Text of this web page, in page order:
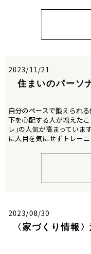
2023/11/21
住まいのパーソ
自分のペースで鍛えられ
下を心配する人が増えた
レ｣の人気が高まっていま
に人目を気にせずトレー
2023/08/30
〈家づくり情報